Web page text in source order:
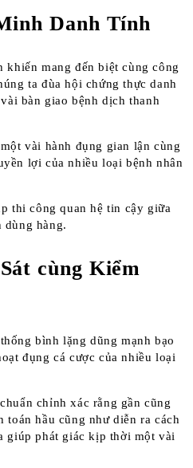
Danh Tính
mang đến biệt cùng công
ta đùa hội chứng thực danh
bàn giao bệnh dịch thanh
vài hành đụng gian lận cùng
lợi của nhiều loại bệnh nhân
thi công quan hệ tin cậy giữa
dùng hàng.
cùng Kiểm
bình lặng dũng mạnh bạo
đụng cá cược của nhiều loại
chỉnh xác rằng gần cũng
toán hầu cũng như diễn ra cách
giúp phát giác kịp thời một vài